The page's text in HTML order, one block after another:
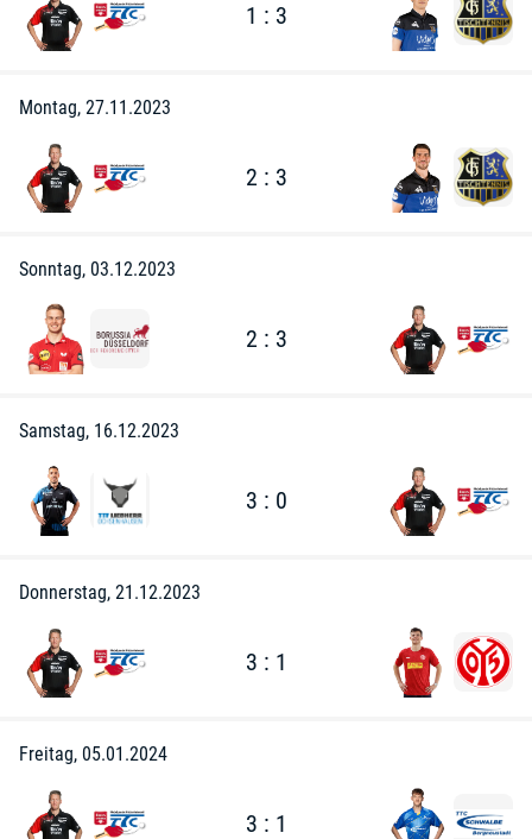
1 : 3
Montag, 27.11.2023
2 : 3
Sonntag, 03.12.2023
2 : 3
Samstag, 16.12.2023
3 : 0
Donnerstag, 21.12.2023
3 : 1
Freitag, 05.01.2024
3 : 1